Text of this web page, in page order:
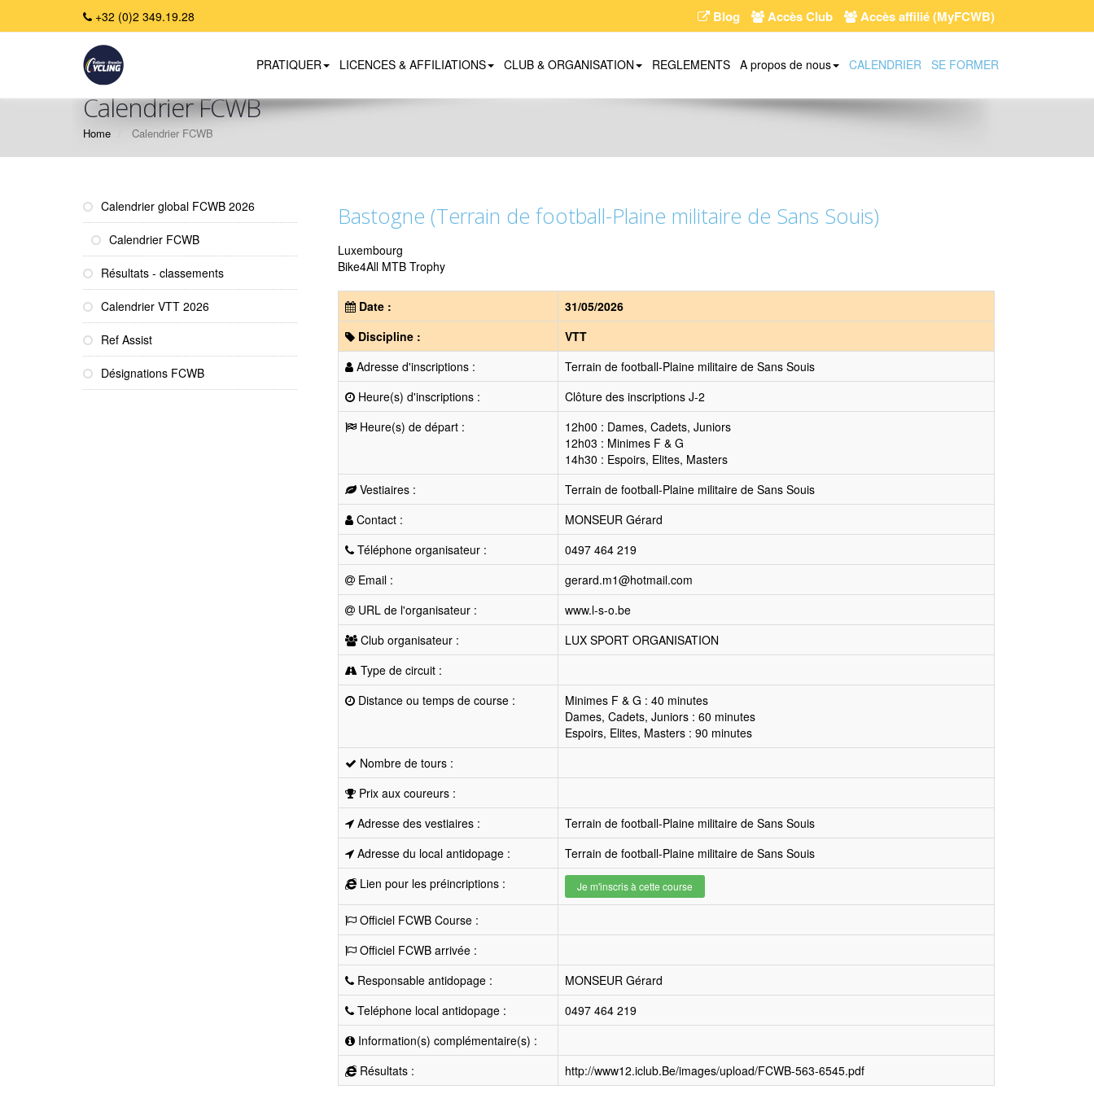
+32 (0)2 349.19.28 Blog Accès Club Accès affilié (MyFCWB)
PRATIQUER LICENCES & AFFILIATIONS CLUB & ORGANISATION REGLEMENTS A propos de nous CALENDRIER SE FORMER
Calendrier FCWB
Home Calendrier FCWB
Calendrier global FCWB 2026
Calendrier FCWB
Résultats - classements
Calendrier VTT 2026
Ref Assist
Désignations FCWB
Bastogne (Terrain de football-Plaine militaire de Sans Souis)
Luxembourg
Bike4All MTB Trophy
Date :
31/05/2026
Discipline :
VTT
Adresse d'inscriptions :
Terrain de football-Plaine militaire de Sans Souis
Heure(s) d'inscriptions :
Clôture des inscriptions J-2
Heure(s) de départ :
12h00 : Dames, Cadets, Juniors
12h03 : Minimes F & G
14h30 : Espoirs, Elites, Masters
Vestiaires :
Terrain de football-Plaine militaire de Sans Souis
Contact :
MONSEUR Gérard
Téléphone organisateur :
0497 464 219
Email :
gerard.m1@hotmail.com
URL de l'organisateur :
www.l-s-o.be
Club organisateur :
LUX SPORT ORGANISATION
Type de circuit :
Distance ou temps de course :
Minimes F & G : 40 minutes
Dames, Cadets, Juniors : 60 minutes
Espoirs, Elites, Masters : 90 minutes
Nombre de tours :
Prix aux coureurs :
Adresse des vestiaires :
Terrain de football-Plaine militaire de Sans Souis
Adresse du local antidopage :
Terrain de football-Plaine militaire de Sans Souis
Lien pour les préincriptions :
Je m'inscris à cette course
Officiel FCWB Course :
Officiel FCWB arrivée :
Responsable antidopage :
MONSEUR Gérard
Teléphone local antidopage :
0497 464 219
Information(s) complémentaire(s) :
Résultats :
http://www12.iclub.Be/images/upload/FCWB-563-6545.pdf